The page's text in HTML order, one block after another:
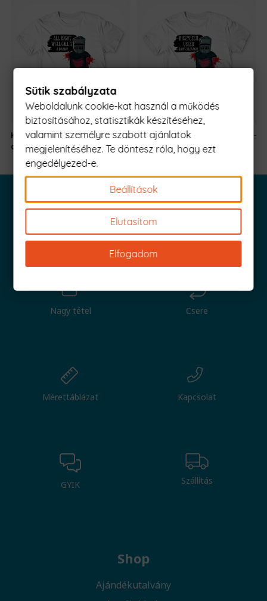
Kiegyezek veled
döntetlenben
5990 Ft-
tól
Kiegyezek veled
döntetlenben
-
Iratkozz fel és küldjük is az 1000 Ft értékű kuponod!
Nagy tétel Csere
Mérettáblázat Kapcsolat
GYIK Szállítás
Shop
Ajándékutalvány
Sütik szabályzata
Weboldalunk cookie-kat használ a működés
biztosításához, statisztikák készítéséhez,
valamint személyre szabott ajánlatok
megjelenítéséhez. Te döntesz róla, hogy ezt
engedélyezed-e.
Beállítások
Elutasítom
Elfogadom